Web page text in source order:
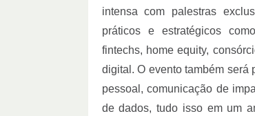
intensa com palestras
práticos e estratégicos
fintechs, home equity,
digital. O evento também
pessoal, comunicação de
de dados, tudo isso em um